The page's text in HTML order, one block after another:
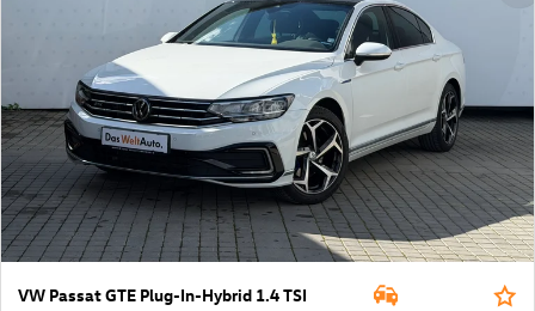
VW Passat GTE Plug-In-Hybrid 1.4 TSI